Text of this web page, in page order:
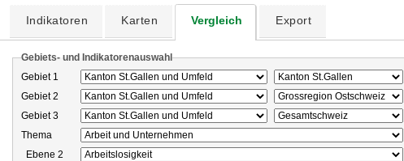
Indikatoren Karten Vergleich Export
Gebiets- und Indikatorenauswahl
Gebiet 1
Gebiet 2
Gebiet 3
Thema
Ebene 2